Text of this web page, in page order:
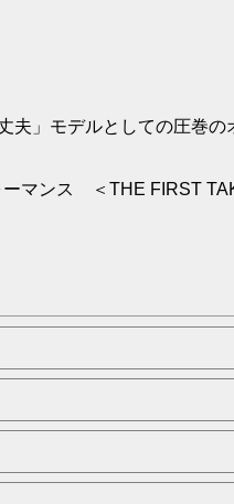
夫」モデルとしての圧巻
ーマンス ＜THE FIRST